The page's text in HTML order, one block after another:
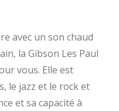
avec un son chaud
la Gibson Les Paul
vous. Elle est
le jazz et le rock et
et sa capacité à